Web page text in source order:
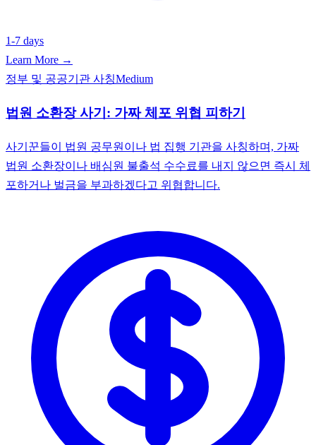
1-7 days
Learn More →
정부 및 공공기관 사칭Medium
법원 소환장 사기: 가짜 체포 위협 피하기
사기꾼들이 법원 공무원이나 법 집행 기관을 사칭하며, 가짜
법원 소환장이나 배심원 불출석 수수료를 내지 않으면 즉시 체
포하거나 벌금을 부과하겠다고 위협합니다.